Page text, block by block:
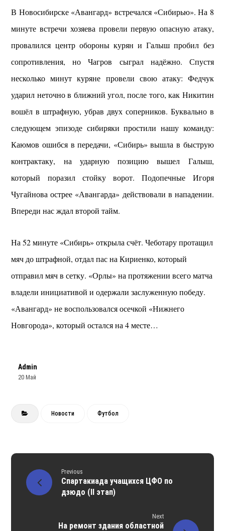
В Новосибирске «Авангард» встречался «Сибирью». На 8
минуте встречи хозяева провели первую опасную атаку,
провалился центр обороны курян и Галыш пробил без
сопротивления, но Чагров сыграл надёжно. Спустя
несколько минут куряне провели свою атаку: Федчук
ударил неточно в ближний угол, после того, как Никитин
вошёл в штрафную, убрав двух соперников. Буквально в
следующем эпизоде сибиряки простили нашу команду:
Каюмов ошибся в передачи, «Сибирь» вышла в быструю
контрактаку, на ударную позицию вышел Галыш,
который поразил стойку ворот. Подопечные Игоря
Чугайнова острее «Авангарда» действовали в нападении.
Впереди нас ждал второй тайм.
На 52 минуте «Сибирь» открыла счёт. Чеботару протащил
мяч до штрафной, отдал пас на Кириенко, который
отправил мяч в сетку. «Орлы» на протяжении всего матча
владели инициативой и одержали заслуженную победу.
«Авангард» не воспользовался осечкой «Нижнего
Новгорода», который остался на 4 месте…
Admin
20 Май
Новости Футбол
Previous
Спартакиада учащихся ЦФО по
дзюдо (II этап)
Next
На ремонт здания областной